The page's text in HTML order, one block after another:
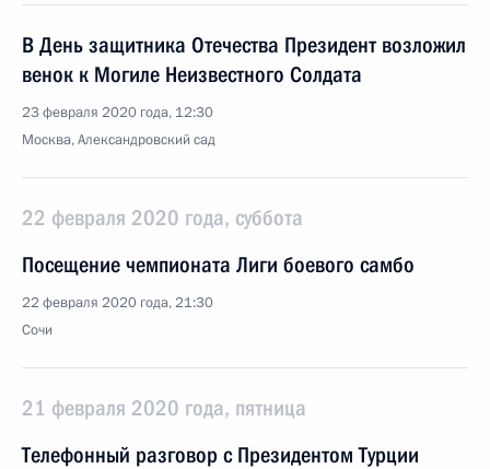
В День защитника Отечества Президент возложил
венок к Могиле Неизвестного Солдата
23 февраля 2020 года, 12:30
Москва, Александровский сад
22 февраля 2020 года, суббота
Посещение чемпионата Лиги боевого самбо
22 февраля 2020 года, 21:30
Сочи
21 февраля 2020 года, пятница
Телефонный разговор с Президентом Турции